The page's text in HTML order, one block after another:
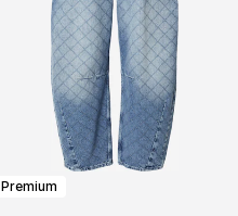
Premium